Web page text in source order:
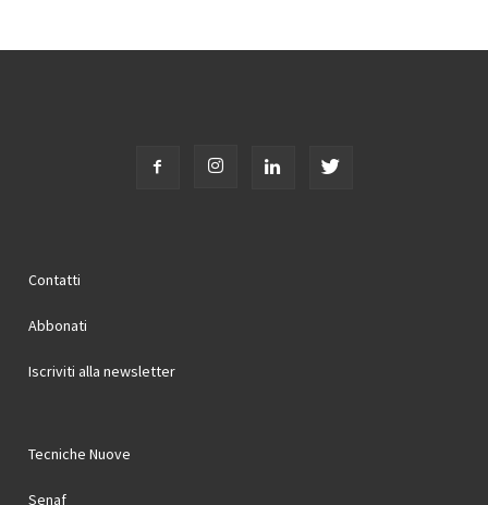
Contatti
Abbonati
Iscriviti alla newsletter
Tecniche Nuove
Senaf